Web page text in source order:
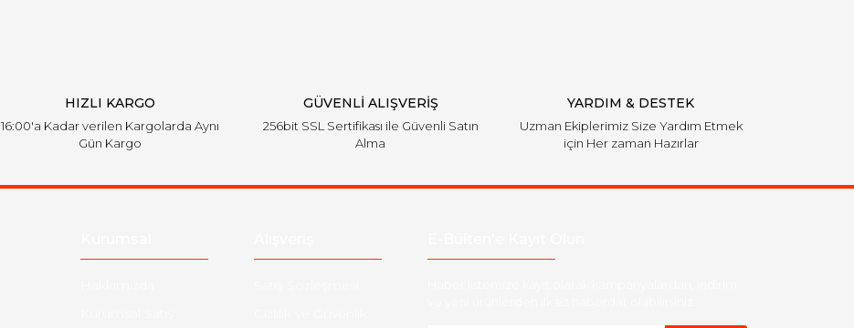
HIZLI KARGO
16:00'a Kadar verilen Kargolarda Aynı
Gün Kargo
GÜVENLİ ALIŞVERİŞ
256bit SSL Sertifikası ile Güvenli Satın
Alma
YARDIM & DESTEK
Uzman Ekiplerimiz Size Yardım Etmek
için Her zaman Hazırlar